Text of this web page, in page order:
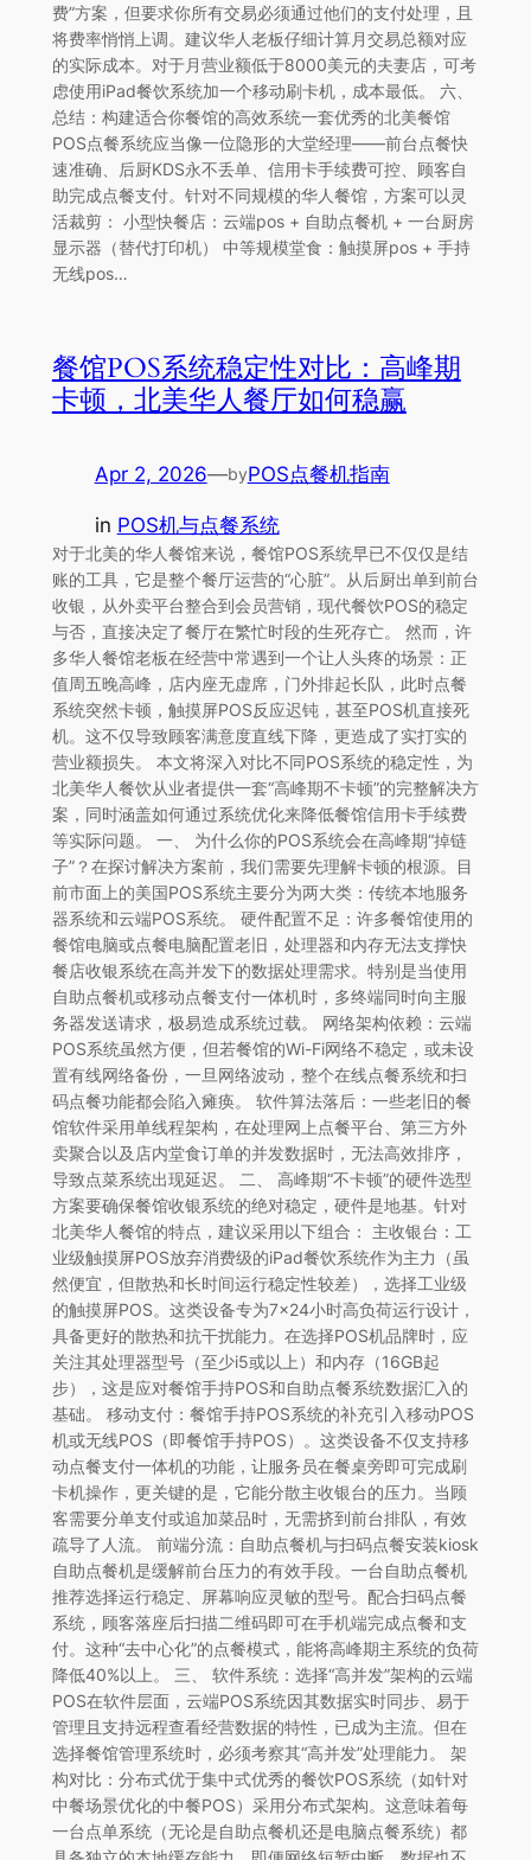
费”方案，但要求你所有交易必须通过他们的支付处理，且
将费率悄悄上调。建议华人老板仔细计算月交易总额对应
的实际成本。对于月营业额低于8000美元的夫妻店，可考
虑使用iPad餐饮系统加一个移动刷卡机，成本最低。 六、
总结：构建适合你餐馆的高效系统一套优秀的北美餐馆
POS点餐系统应当像一位隐形的大堂经理——前台点餐快
速准确、后厨KDS永不丢单、信用卡手续费可控、顾客自
助完成点餐支付。针对不同规模的华人餐馆，方案可以灵
活裁剪： 小型快餐店：云端pos + 自助点餐机 + 一台厨房
显示器（替代打印机） 中等规模堂食：触摸屏pos + 手持
无线pos…
餐馆POS系统稳定性对比：高峰期
卡顿，北美华人餐厅如何稳赢
Apr 2, 2026—byPOS点餐机指南
in POS机与点餐系统
对于北美的华人餐馆来说，餐馆POS系统早已不仅仅是结
账的工具，它是整个餐厅运营的“心脏”。从后厨出单到前台
收银，从外卖平台整合到会员营销，现代餐饮POS的稳定
与否，直接决定了餐厅在繁忙时段的生死存亡。 然而，许
多华人餐馆老板在经营中常遇到一个让人头疼的场景：正
值周五晚高峰，店内座无虚席，门外排起长队，此时点餐
系统突然卡顿，触摸屏POS反应迟钝，甚至POS机直接死
机。这不仅导致顾客满意度直线下降，更造成了实打实的
营业额损失。 本文将深入对比不同POS系统的稳定性，为
北美华人餐饮从业者提供一套“高峰期不卡顿”的完整解决方
案，同时涵盖如何通过系统优化来降低餐馆信用卡手续费
等实际问题。 一、 为什么你的POS系统会在高峰期“掉链
子”？在探讨解决方案前，我们需要先理解卡顿的根源。目
前市面上的美国POS系统主要分为两大类：传统本地服务
器系统和云端POS系统。 硬件配置不足：许多餐馆使用的
餐馆电脑或点餐电脑配置老旧，处理器和内存无法支撑快
餐店收银系统在高并发下的数据处理需求。特别是当使用
自助点餐机或移动点餐支付一体机时，多终端同时向主服
务器发送请求，极易造成系统过载。 网络架构依赖：云端
POS系统虽然方便，但若餐馆的Wi-Fi网络不稳定，或未设
置有线网络备份，一旦网络波动，整个在线点餐系统和扫
码点餐功能都会陷入瘫痪。 软件算法落后：一些老旧的餐
馆软件采用单线程架构，在处理网上点餐平台、第三方外
卖聚合以及店内堂食订单的并发数据时，无法高效排序，
导致点菜系统出现延迟。 二、 高峰期“不卡顿”的硬件选型
方案要确保餐馆收银系统的绝对稳定，硬件是地基。针对
北美华人餐馆的特点，建议采用以下组合： 主收银台：工
业级触摸屏POS放弃消费级的iPad餐饮系统作为主力（虽
然便宜，但散热和长时间运行稳定性较差），选择工业级
的触摸屏POS。这类设备专为7×24小时高负荷运行设计，
具备更好的散热和抗干扰能力。在选择POS机品牌时，应
关注其处理器型号（至少i5或以上）和内存（16GB起
步），这是应对餐馆手持POS和自助点餐系统数据汇入的
基础。 移动支付：餐馆手持POS系统的补充引入移动POS
机或无线POS（即餐馆手持POS）。这类设备不仅支持移
动点餐支付一体机的功能，让服务员在餐桌旁即可完成刷
卡机操作，更关键的是，它能分散主收银台的压力。当顾
客需要分单支付或追加菜品时，无需挤到前台排队，有效
疏导了人流。 前端分流：自助点餐机与扫码点餐安装kiosk
自助点餐机是缓解前台压力的有效手段。一台自助点餐机
推荐选择运行稳定、屏幕响应灵敏的型号。配合扫码点餐
系统，顾客落座后扫描二维码即可在手机端完成点餐和支
付。这种“去中心化”的点餐模式，能将高峰期主系统的负荷
降低40%以上。 三、 软件系统：选择“高并发”架构的云端
POS在软件层面，云端POS系统因其数据实时同步、易于
管理且支持远程查看经营数据的特性，已成为主流。但在
选择餐馆管理系统时，必须考察其“高并发”处理能力。 架
构对比：分布式优于集中式优秀的餐饮POS系统（如针对
中餐场景优化的中餐POS）采用分布式架构。这意味着每
一台点单系统（无论是自助点餐机还是电脑点餐系统）都